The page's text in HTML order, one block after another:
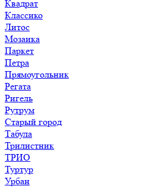
Квадрат
Классико
Литос
Мозаика
Паркет
Петра
Прямоугольник
Регата
Ригель
Рутрум
Старый город
Табула
Трилистник
ТРИО
Туртур
Урбан